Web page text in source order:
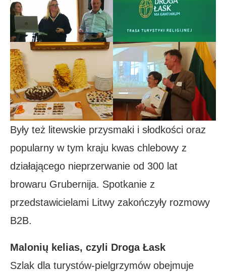
Były też litewskie przysmaki i słodkości oraz
popularny w tym kraju kwas chlebowy z
działającego nieprzerwanie od 300 lat
browaru Grubernija. Spotkanie z
przedstawicielami Litwy zakończyły rozmowy
B2B.
Malonių kelias, czyli Droga Łask
Szlak dla turystów-pielgrzymów obejmuje